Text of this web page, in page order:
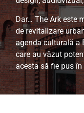
Dar… The Ark este
de revitalizare
agenda culturală a
care au văzut
acesta să fie pus în